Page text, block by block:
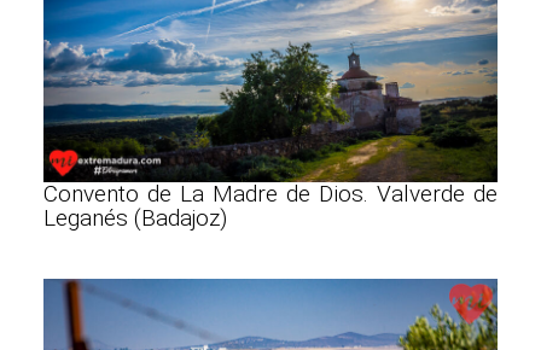
Convento de La Madre de Dios. Valverde de
Leganés (Badajoz)